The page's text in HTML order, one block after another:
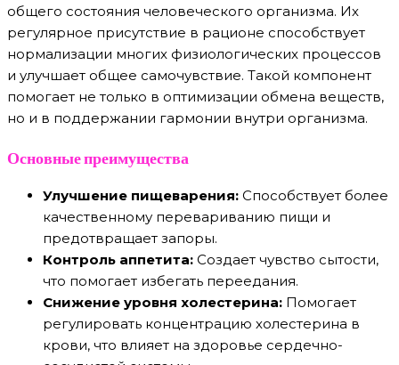
общего состояния человеческого организма. Их
регулярное присутствие в рационе способствует
нормализации многих физиологических процессов
и улучшает общее самочувствие. Такой компонент
помогает не только в оптимизации обмена веществ,
но и в поддержании гармонии внутри организма.
Основные преимущества
Улучшение пищеварения: Способствует более
качественному перевариванию пищи и
предотвращает запоры.
Контроль аппетита: Создает чувство сытости,
что помогает избегать переедания.
Снижение уровня холестерина: Помогает
регулировать концентрацию холестерина в
крови, что влияет на здоровье сердечно-